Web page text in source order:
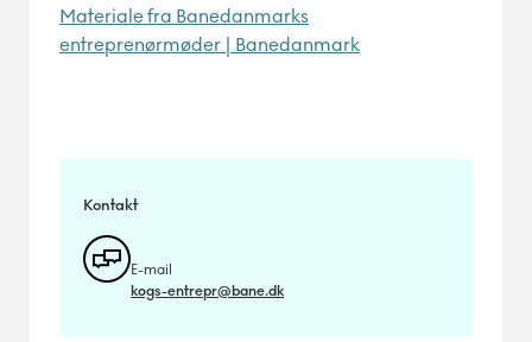
Materiale fra Banedanmarks
entreprenørmøder | Banedanmark
Kontakt
E-mail
kogs-entrepr@bane.dk